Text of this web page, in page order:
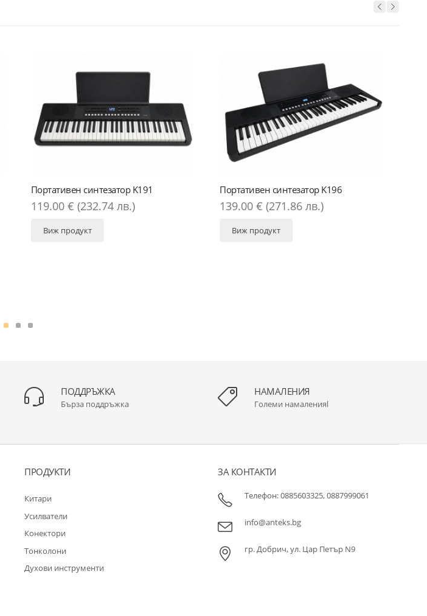
K191 Портативен синтезатор K196
139.00 € (271.86 лв.)
73.00 € (142.78 лв.)
ПОДДРЪЖКА
Бърза поддръжка
НАМАЛЕНИЯ
Големи намаленияl
ПРОДУКТИ
Китари
Усилватели
Конектори
Тонколони
Духови инструменти
ЗА КОНТАКТИ
Телефон: 0885603325, 0887999061
info@anteks.bg
гр. Добрич, ул. Цар Петър N9